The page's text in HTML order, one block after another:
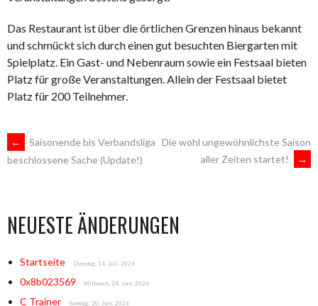
Das Restaurant ist über die örtlichen Grenzen hinaus bekannt
und schmückt sich durch einen gut besuchten Biergarten mit
Spielplatz. Ein Gast- und Nebenraum sowie ein Festsaal bieten
Platz für große Veranstaltungen. Allein der Festsaal bietet
Platz für 200 Teilnehmer.
ARTIKEL-
←
Saisonende bis Verbandsliga
beschlossene Sache (Update!)
Die wohl ungewöhnlichste Saison
aller Zeiten startet!
→
NEUESTE ÄNDERUNGEN
Startseite Dienstag, 14. Juli. 2026
0x8b023569 Mittwoch, 24. Juni. 2026
C Trainer Samstag, 20. Juni. 2026